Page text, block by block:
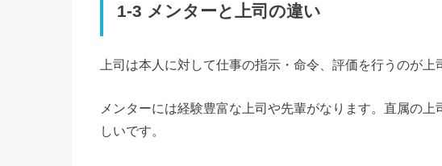
1-3 メンターと上司の違い
上司は本人に対して仕事の指示・命令、評価を行うのが上
メンターには経験豊富な上司や先輩がなります。直属の
しいです。